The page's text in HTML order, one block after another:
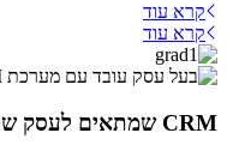
קרא עוד
קרא עוד
CRM שמתאים לעסק שלך — או לעסק שמישהו אחר חשב שיש לך?